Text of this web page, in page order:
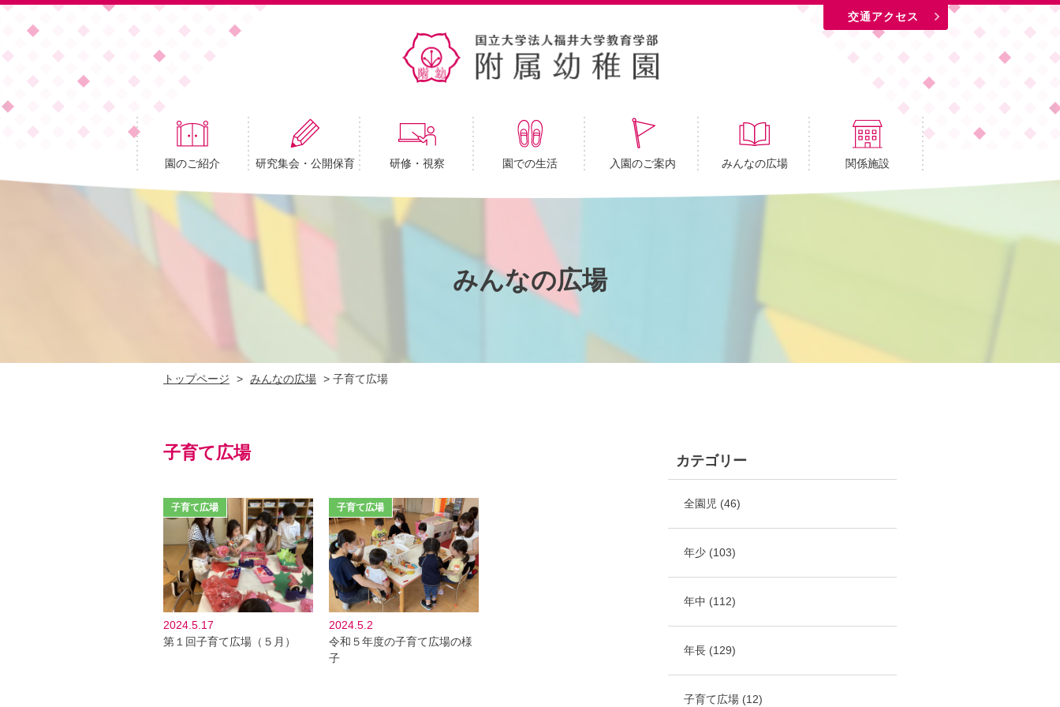
交通アクセス
園のご紹介 研究集会・公開保育 研修・視察 園での生活 入園のご案内 みんなの広場 関係施設
みんなの広場
トップページ > みんなの広場 > 子育て広場
子育て広場
2024.5.17
第１回子育て広場（５月）
2024.5.2
令和５年度の子育て広場の様
子
カテゴリー
全園児 (46)
年少(103)
年中 (112)
年長(129)
子育て広場(12)